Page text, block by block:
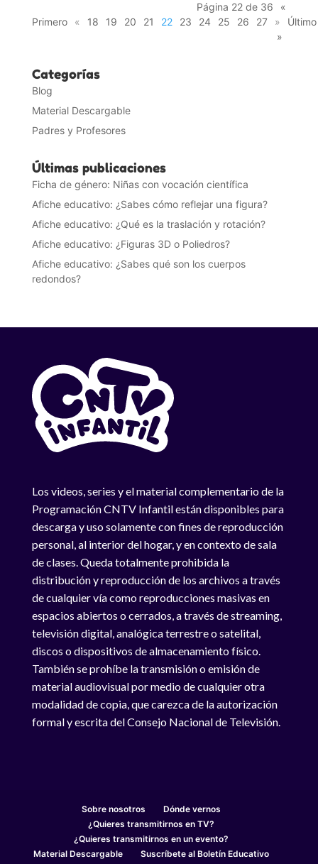
Página 22 de 36
«
Primero
« 18 19 20 21 22 23 24 25 26 27 »
Último
»
Categorías
Blog
Material Descargable
Padres y Profesores
Últimas publicaciones
Ficha de género: Niñas con vocación científica
Afiche educativo: ¿Sabes cómo reflejar una figura?
Afiche educativo: ¿Qué es la traslación y rotación?
Afiche educativo: ¿Figuras 3D o Poliedros?
Afiche educativo: ¿Sabes qué son los cuerpos
redondos?
Los videos, series y el material complementario de la
Programación CNTV Infantil están disponibles para
descarga y uso solamente con fines de reproducción
personal, al interior del hogar, y en contexto de sala
de clases. Queda totalmente prohibida la
distribución y reproducción de los archivos a través
de cualquier vía como reproducciones masivas en
espacios abiertos o cerrados, a través de streaming,
televisión digital, analógica terrestre o satelital,
discos o dispositivos de almacenamiento físico.
También se prohíbe la transmisión o emisión de
material audiovisual por medio de cualquier otra
modalidad de copia, que carezca de la autorización
formal y escrita del Consejo Nacional de Televisión.
Sobre nosotros
Dónde vernos
¿Quieres transmitirnos en TV?
¿Quieres transmitirnos en un evento?
Material Descargable
Suscríbete al Boletín Educativo